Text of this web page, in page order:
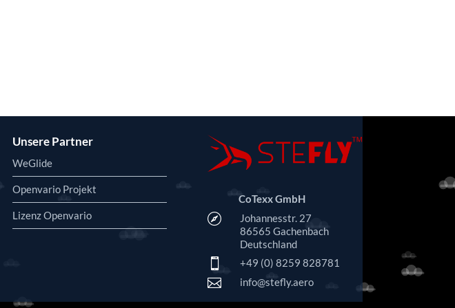
Unsere Partner
WeGlide
Openvario Projekt
Lizenz Openvario
CoTexx GmbH

Johannesstr. 27
86565 Gachenbach
Deutschland
 +49 (0) 8259 828781
 info@stefly.aero